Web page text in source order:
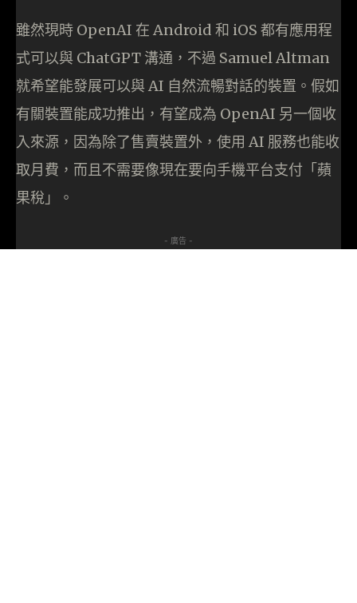
雖然現時 OpenAI 在 Android 和 iOS 都有應用程
式可以與 ChatGPT 溝通，不過 Samuel Altman
就希望能發展可以與 AI 自然流暢對話的裝置。假如
有關裝置能成功推出，有望成為 OpenAI 另一個收
入來源，因為除了售賣裝置外，使用 AI 服務也能收
取月費，而且不需要像現在要向手機平台支付「蘋
果稅」。
- 廣告 -